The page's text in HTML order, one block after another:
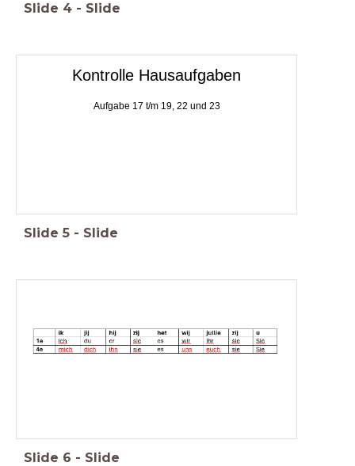
Slide 4 - Slide
Kontrolle Hausaufgaben
Aufgabe 17 t/m 19, 22 und 23
Slide 5 - Slide
Slide 6 - Slide